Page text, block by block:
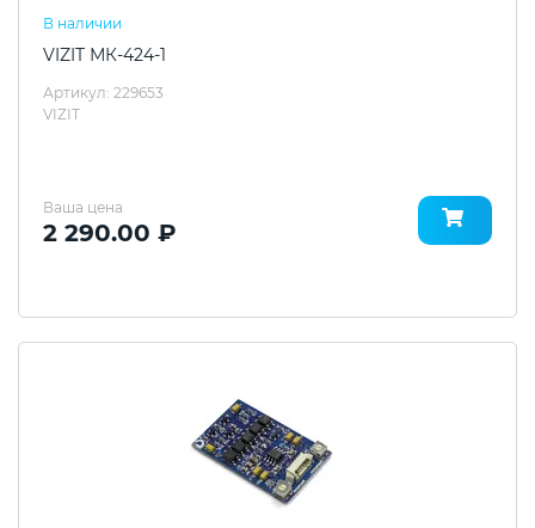
В наличии
VIZIT МК-424-1
Артикул: 229653
VIZIT
Ваша цена
2 290.00 ₽